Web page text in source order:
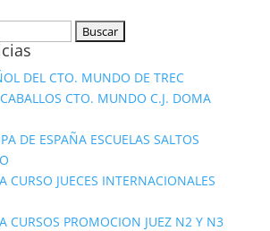
DEL CTO. MUNDO DE TREC
CTO. MUNDO C.J. DOMA
DE ESPAÑA ESCUELAS SALTOS
CURSO JUECES INTERNACIONALES
CURSOS PROMOCION JUEZ N2 Y N3